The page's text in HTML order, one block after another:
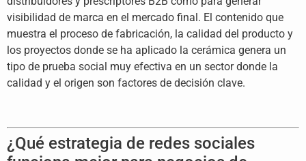
visibilidad de marca en el mercado final. El contenido que
muestra el proceso de fabricación, la calidad del producto y
los proyectos donde se ha aplicado la cerámica genera un
tipo de prueba social muy efectiva en un sector donde la
calidad y el origen son factores de decisión clave.
¿Qué estrategia de redes sociales